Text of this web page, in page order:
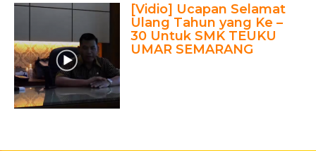
[Vidio] Ucapan Selamat
Ulang Tahun yang Ke –
30 Untuk SMK TEUKU
UMAR SEMARANG